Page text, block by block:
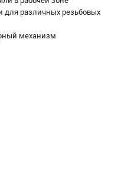
для различных резьбовых
механизм